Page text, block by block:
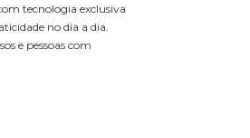
tecnologia exclusiva
no dia a dia.
e pessoas com